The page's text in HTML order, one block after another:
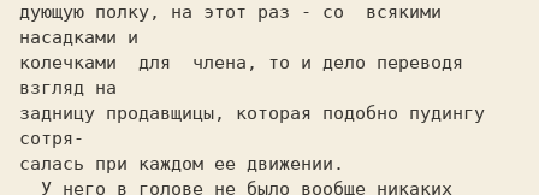
дующую полку, на этот раз - со  всякими
насадками и
колечками  для  члена, то и дело переводя
взгляд на
задницу продавщицы, которая подобно пудингу
сотря-
салась при каждом ее движении.